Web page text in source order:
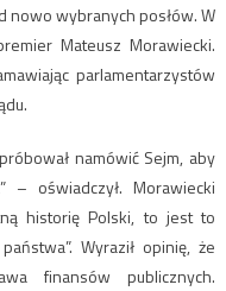
nowo wybranych posłów. W
Mateusz Morawiecki.
parlamentarzystów
namówić Sejm, aby
– oświadczył. Morawiecki
historię Polski, to jest to
Wyraził opinię, że
finansów publicznych.